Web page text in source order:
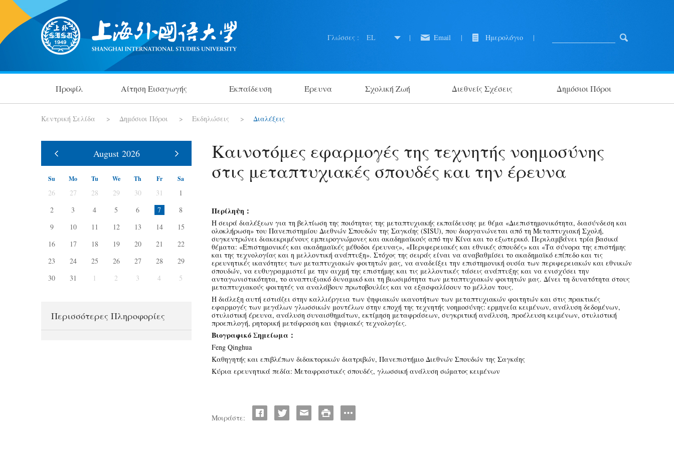
Γλώσσες : EL | Email | Ημερολόγιο |
Προφίλ Αίτηση Εισαγωγής Εκπαίδευση Έρευνα Σχολική Ζωή Διεθνείς Σχέσεις Δημόσιοι Πόροι
Κεντρική Σελίδα > Δημόσιοι Πόροι > Εκδηλώσεις > Διαλέξεις
August 2026
Su Mo Tu We Th Fr Sa
26 27 28 29 30 31
1
2
3 4 5 6 7
8
9
10 11 12 13 14
15
16
17 18 19 20 21
22
23
24 25 26 27 28
29
30
31 1 2 3 4 5
Περισσότερες Πληροφορίες
Καινοτόμες εφαρμογές της τεχνητής νοημοσύνης
στις μεταπτυχιακές σπουδές και την έρευνα
Περίληψη：
Η σειρά διαλέξεων για τη βελτίωση της ποιότητας της μεταπτυχιακής εκπαίδευσης με θέμα «Διεπιστημονικότητα, διασύνδεση και
ολοκλήρωση» του Πανεπιστημίου Διεθνών Σπουδών της Σαγκάης (SISU), που διοργανώνεται από τη Μεταπτυχιακή Σχολή,
συγκεντρώνει διακεκριμένους εμπειρογνώμονες και ακαδημαϊκούς από την Κίνα και το εξωτερικό. Περιλαμβάνει τρία βασικά
θέματα: «Επιστημονικές και ακαδημαϊκές μέθοδοι έρευνας», «Περιφερειακές και εθνικές σπουδές» και «Τα σύνορα της επιστήμης
και της τεχνολογίας και η μελλοντική ανάπτυξη». Στόχος της σειράς είναι να αναβαθμίσει το ακαδημαϊκό επίπεδο και τις
ερευνητικές ικανότητες των μεταπτυχιακών φοιτητών μας, να αναδείξει την επιστημονική ουσία των περιφερειακών και εθνικών
σπουδών, να ευθυγραμμιστεί με την αιχμή της επιστήμης και τις μελλοντικές τάσεις ανάπτυξης και να ενισχύσει την
ανταγωνιστικότητα, το αναπτυξιακό δυναμικό και τη βιωσιμότητα των μεταπτυχιακών φοιτητών μας. Δίνει τη δυνατότητα στους
μεταπτυχιακούς φοιτητές να αναλάβουν πρωτοβουλίες και να εξασφαλίσουν το μέλλον τους.
Η διάλεξη αυτή εστιάζει στην καλλιέργεια των ψηφιακών ικανοτήτων των μεταπτυχιακών φοιτητών και στις πρακτικές
εφαρμογές των μεγάλων γλωσσικών μοντέλων στην εποχή της τεχνητής νοημοσύνης: ερμηνεία κειμένων, ανάλυση δεδομένων,
στυλιστική έρευνα, ανάλυση συναισθημάτων, εκτίμηση μεταφράσεων, συγκριτική ανάλυση, προέλευση κειμένων, στυλιστική
προεπιλογή, ρητορική μετάφραση και ψηφιακές τεχνολογίες.
Βιογραφικό Σημείωμα：
Feng Qinghua
Καθηγητής και επιβλέπων διδακτορικών διατριβών, Πανεπιστήμιο Διεθνών Σπουδών της Σαγκάης
Κύρια ερευνητικά πεδία: Μεταφραστικές σπουδές, γλωσσική ανάλυση σώματος κειμένων
Μοιράστε: